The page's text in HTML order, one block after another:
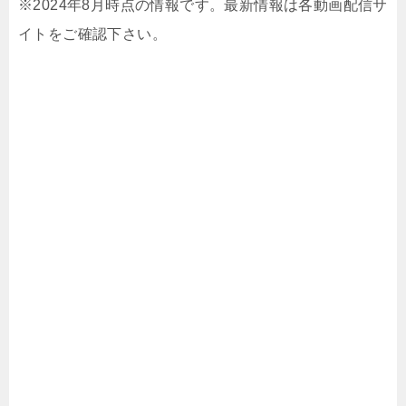
※2024年8月時点の情報です。最新情報は各動画配信サ
イトをご確認下さい。